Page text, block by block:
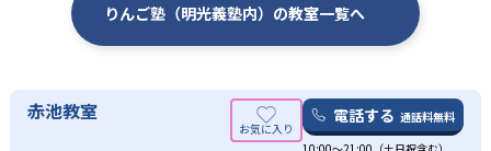
りんご塾（明光義塾内）の教室一覧へ
赤池教室 電話する 通話料無料